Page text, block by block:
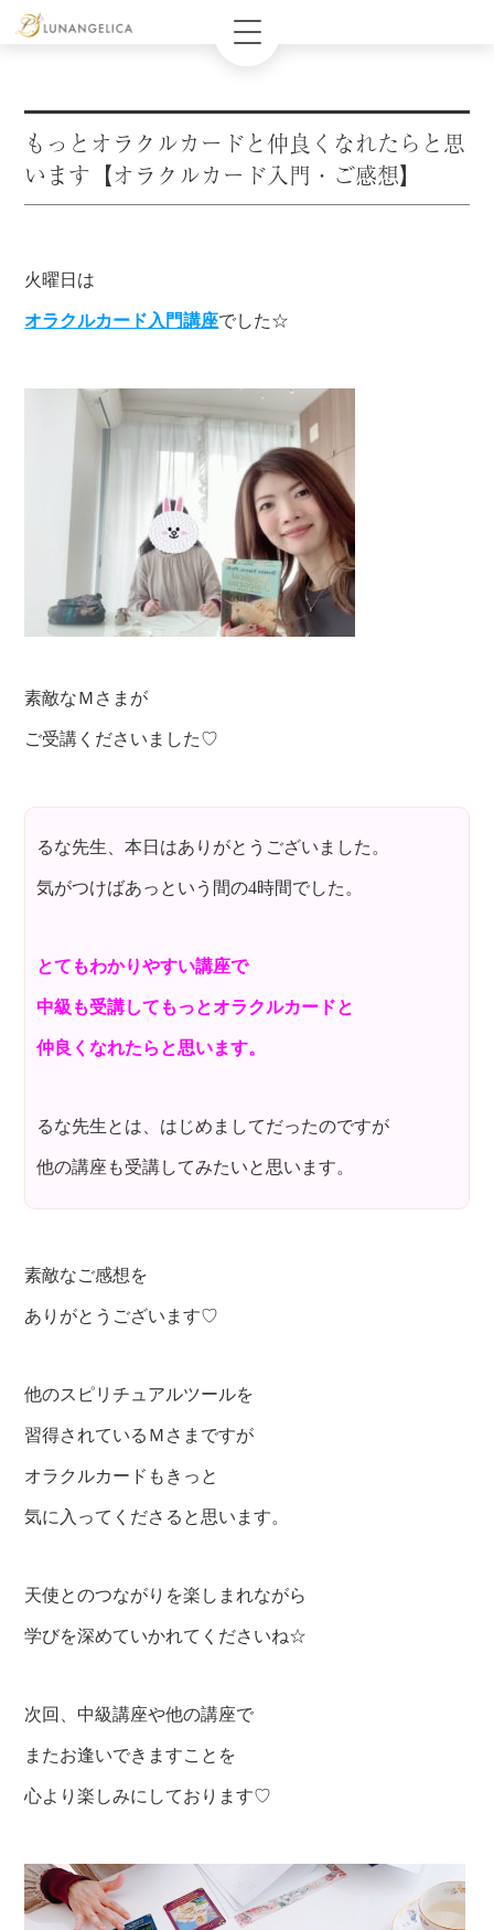
もっとオラクルカードと仲良くなれたらと思
います【オラクルカード入門・ご感想】
火曜日は
オラクルカード入門講座でした☆
素敵なＭさまが
ご受講くださいました♡
るな先生、本日はありがとうございました。
気がつけばあっという間の4時間でした。
とてもわかりやすい講座で
中級も受講してもっとオラクルカードと
仲良くなれたらと思います。
るな先生とは、はじめましてだったのですが
他の講座も受講してみたいと思います。
素敵なご感想を
ありがとうございます♡
他のスピリチュアルツールを
習得されているＭさまですが
オラクルカードもきっと
気に入ってくださると思います。
天使とのつながりを楽しまれながら
学びを深めていかれてくださいね☆
次回、中級講座や他の講座で
またお逢いできますことを
心より楽しみにしております♡